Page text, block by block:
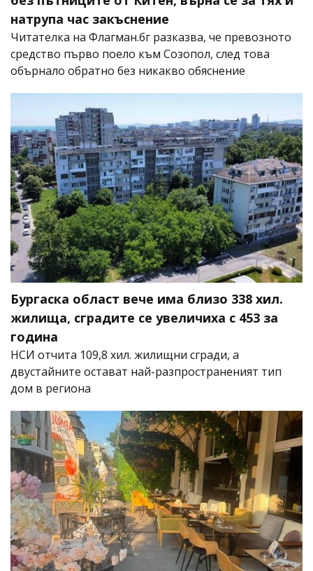
натрупа час закъснение
Читателка на Флагман.бг разказва, че превозното
средство първо поело към Созопол, след това
обърнало обратно без никакво обяснение
Бургаска област вече има близо 338 хил.
жилища, сградите се увеличиха с 453 за
година
НСИ отчита 109,8 хил. жилищни сгради, а
двустайните остават най-разпространеният тип
дом в региона